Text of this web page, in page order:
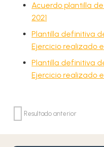
Acuerdo plantilla
2021
Plantilla definitiva
Ejercicio realizado
Plantilla definitiva
Ejercicio realizado
Resultado anterior